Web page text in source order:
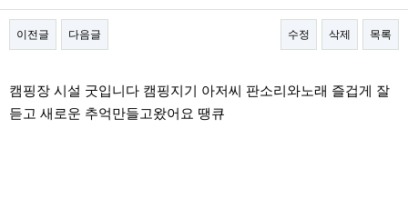
이전글 다음글 수정 삭제 목록
캠핑장 시설 굿입니다 캠핑지기 아저씨 판소리와노래 즐겁게 잘
듣고 새로운 추억만들고왔어요 땡큐